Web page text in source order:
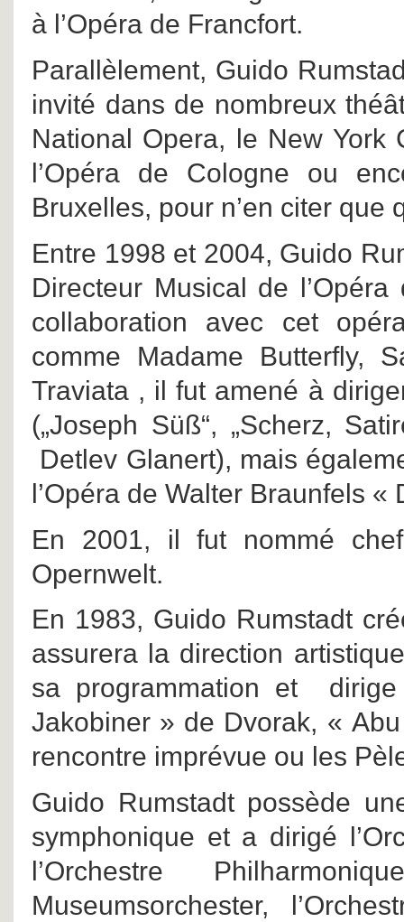
à l’Opéra de Francfort.
Parallèlement, Guido
invité dans de nombreux
National Opera, le New York
l’Opéra de Cologne ou
Bruxelles, pour n’en citer que
Entre 1998 et 2004, Guido
Directeur Musical de
collaboration avec cet
comme Madame Butterfly,
Traviata , il fut amené à
(„Joseph Süß“, „Scherz,
Detlev Glanert), mais
l’Opéra de Walter Braunfels «
En 2001, il fut nommé
Opernwelt.
En 1983, Guido Rumstadt
assurera la direction
sa programmation et
Jakobiner » de Dvorak, «
rencontre imprévue ou les
Guido Rumstadt possède
symphonique et a dirigé
l’Orchestre
Museumsorchester,